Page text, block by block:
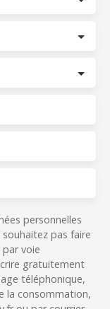
personnelles
pas faire
voie
gratuitement
téléphonique,
la consommation,